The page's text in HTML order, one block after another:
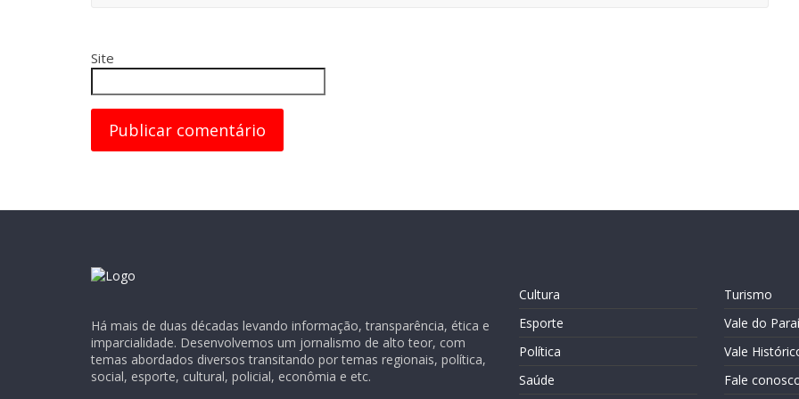
Site
Há mais de duas décadas levando informação, transparência, ética e
imparcialidade. Desenvolvemos um jornalismo de alto teor, com
temas abordados diversos transitando por temas regionais, política,
social, esporte, cultural, policial, econômia e etc.
Cultura
Esporte
Política
Saúde
Turismo
Vale do
Vale
Fale